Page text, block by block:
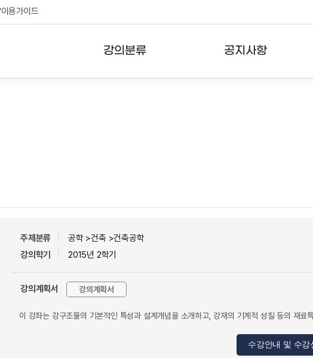
이용가이드
강의분류 공지사항
주제분류
공학 >건축 >건축공학
강의학기
2015년 2학기
강의계획서 강의계획서
이 강좌는 강구조물의 기본적인 특성과 설계개념을 소개하고, 강재의 기계적 성질 등의 재
수강안내 및 수강